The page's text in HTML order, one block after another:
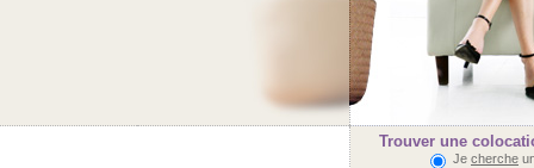
Trouver une
Je cherche